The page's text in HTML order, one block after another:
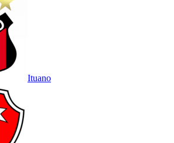
Ituano